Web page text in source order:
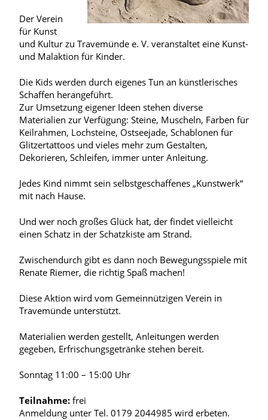
Der Verein
für Kunst
und Kultur zu Travemünde e. V. veranstaltet eine Kunst-
und Malaktion für Kinder.
Die Kids werden durch eigenes Tun an künstlerisches
Schaffen herangeführt.
Zur Umsetzung eigener Ideen stehen diverse
Materialien zur Verfügung: Steine, Muscheln, Farben für
Keilrahmen, Lochsteine, Ostseejade, Schablonen für
Glitzertattoos und vieles mehr zum Gestalten,
Dekorieren, Schleifen, immer unter Anleitung.
Jedes Kind nimmt sein selbstgeschaffenes „Kunstwerk“
mit nach Hause.
Und wer noch großes Glück hat, der findet vielleicht
einen Schatz in der Schatzkiste am Strand.
Zwischendurch gibt es dann noch Bewegungsspiele mit
Renate Riemer, die richtig Spaß machen!
Diese Aktion wird vom Gemeinnützigen Verein in
Travemünde unterstützt.
Materialien werden gestellt, Anleitungen werden
gegeben, Erfrischungsgetränke stehen bereit.
Sonntag 11:00 – 15:00 Uhr
Teilnahme: frei
Anmeldung unter Tel. 0179 2044985 wird erbeten.